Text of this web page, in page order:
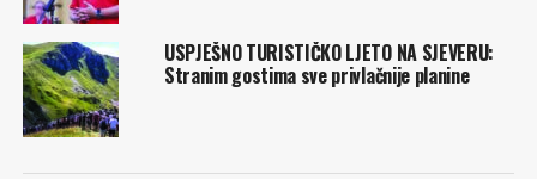
USPJEŠNO TURISTIČKO LJETO NA SJEVERU:
Stranim gostima sve privlačnije planine